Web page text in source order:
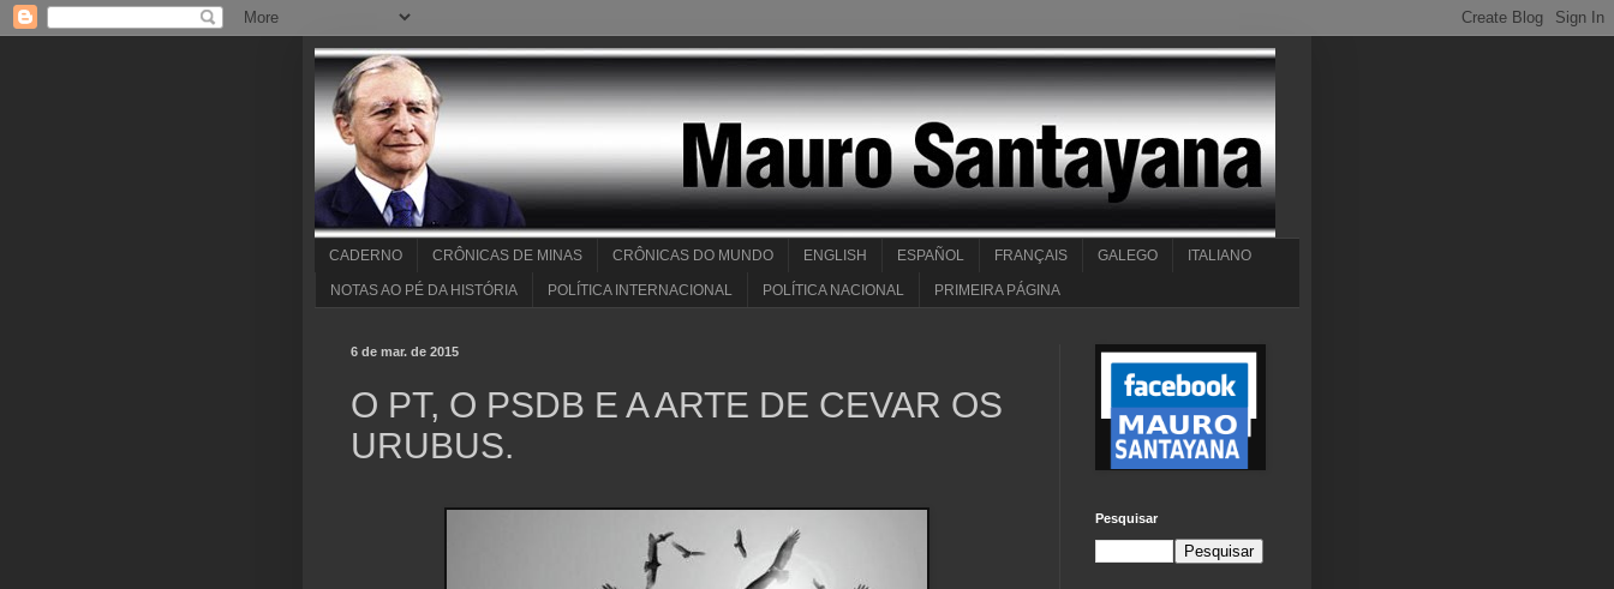
CADERNO CRÔNICAS DE MINAS CRÔNICAS DO MUNDO ENGLISH ESPAÑOL FRANÇAIS GALEGO ITALIANO
NOTAS AO PÉ DA HISTÓRIA POLÍTICA INTERNACIONAL POLÍTICA NACIONAL PRIMEIRA PÁGINA
6 de mar. de 2015
O PT, O PSDB E A ARTE DE CEVAR OS
URUBUS.
Pesquisar